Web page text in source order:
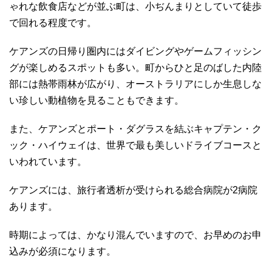
ゃれな飲食店などが並ぶ町は、小ぢんまりとしていて徒歩
で回れる程度です。
ケアンズの日帰り圏内にはダイビングやゲームフィッシン
グが楽しめるスポットも多い。町からひと足のばした内陸
部には熱帯雨林が広がり、オーストラリアにしか生息しな
い珍しい動植物を見ることもできます。
また、ケアンズとポート・ダグラスを結ぶキャプテン・ク
ック・ハイウェイは、世界で最も美しいドライブコースと
いわれています。
ケアンズには、旅行者透析が受けられる総合病院が2病院
あります。
時期によっては、かなり混んでいますので、お早めのお申
込みが必須になります。